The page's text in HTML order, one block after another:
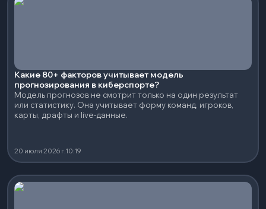
Какие 80+ факторов учитывает модель
прогнозирования в киберспорте?
Модель прогнозов не смотрит только на один результат
или статистику. Она учитывает форму команд, игроков,
карты, драфты и live-данные.
20 июля 2026 г.10:19